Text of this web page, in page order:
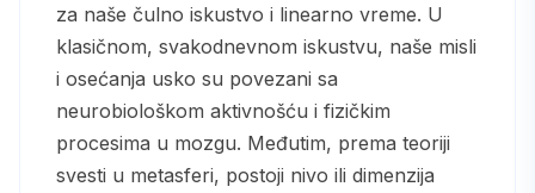
za naše čulno iskustvo i linearno vreme. U
klasičnom, svakodnevnom iskustvu, naše misli
i osećanja usko su povezani sa
neurobiološkom aktivnošću i fizičkim
procesima u mozgu. Međutim, prema teoriji
svesti u metasferi, postoji nivo ili dimenzija